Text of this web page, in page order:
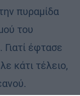
πυραμίδα
του
έφτασε
κάτι τέλειο,